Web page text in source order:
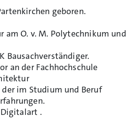
geboren.
am O. v. M. Polytechnikum und
Bausachverständiger.
an der Fachhochschule
im Studium und Beruf
.